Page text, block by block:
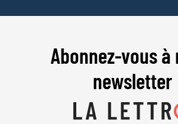
Abonnez-vous à
newsletter